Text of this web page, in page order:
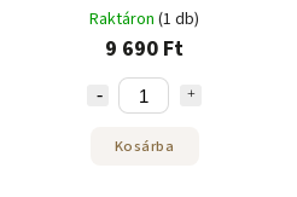
Raktáron (1 db)
9 690 Ft
Kosárba